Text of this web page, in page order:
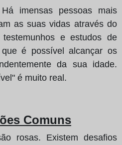
imensas pessoas mais
as suas vidas através do
e estudos de
é possível alcançar os
da sua idade.
é muito real.
Comuns
rosas. Existem desafios